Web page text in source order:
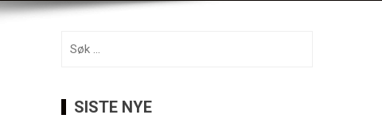
etter:
SISTE NYE